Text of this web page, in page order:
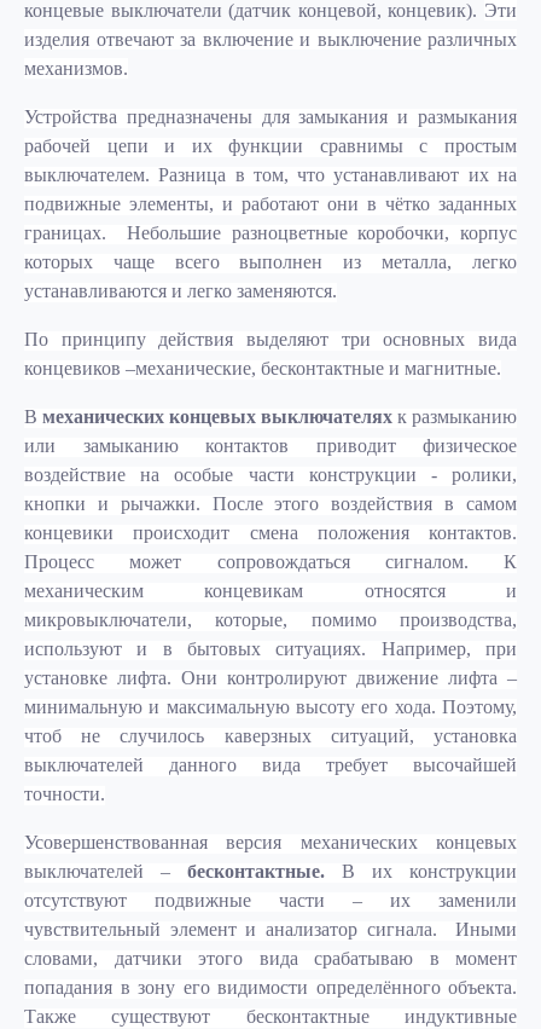
концевые выключатели (датчик концевой, концевик). Эти
изделия отвечают за включение и выключение различных
механизмов.
Устройства предназначены для замыкания и размыкания
рабочей цепи и их функции сравнимы с простым
выключателем. Разница в том, что устанавливают их на
подвижные элементы, и работают они в чётко заданных
границах. Небольшие разноцветные коробочки, корпус
которых чаще всего выполнен из металла, легко
устанавливаются и легко заменяются.
По принципу действия выделяют три основных вида
концевиков –механические, бесконтактные и магнитные.
В механических концевых выключателях к размыканию
или замыканию контактов приводит физическое
воздействие на особые части конструкции - ролики,
кнопки и рычажки. После этого воздействия в самом
концевики происходит смена положения контактов.
Процесс может сопровождаться сигналом. К
механическим концевикам относятся и
микровыключатели, которые, помимо производства,
используют и в бытовых ситуациях. Например, при
установке лифта. Они контролируют движение лифта –
минимальную и максимальную высоту его хода. Поэтому,
чтоб не случилось каверзных ситуаций, установка
выключателей данного вида требует высочайшей
точности.
Усовершенствованная версия механических концевых
выключателей – бесконтактные. В их конструкции
отсутствуют подвижные части – их заменили
чувствительный элемент и анализатор сигнала. Иными
словами, датчики этого вида срабатываю в момент
попадания в зону его видимости определённого объекта.
Также существуют бесконтактные индуктивные